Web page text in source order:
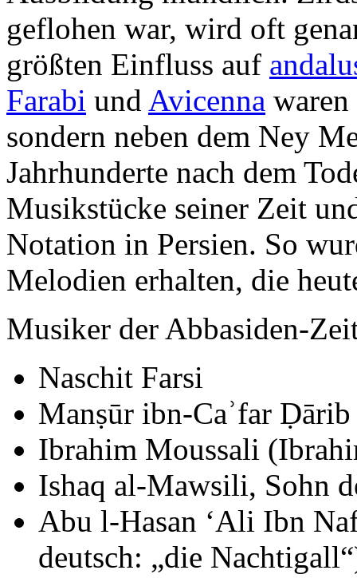
geflohen war, wird oft
größten Einfluss auf
Farabi und Avicenna
sondern neben dem Ney
Jahrhunderte nach dem
Musikstücke seiner Zeit
Notation in Persien. So
Melodien erhalten, die
Musiker der Abbasiden-
Naschit Farsi
Manṣūr ibn-Caʾfar
Ibrahim Moussali
Ishaq al-Mawsili, Sohn
Abu l-Hasan ‘Ali Ibn
deutsch: „die